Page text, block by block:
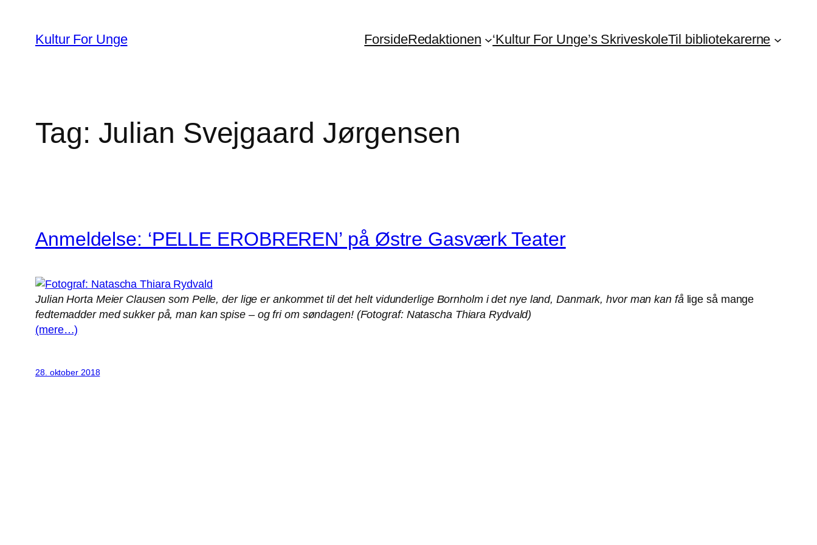
indhold
Kultur For Unge ForsideRedaktionen ‘Kultur For Unge’s SkriveskoleTil bibliotekarerne
Tag: Julian Svejgaard Jørgensen
Anmeldelse: ‘PELLE EROBREREN’ på Østre Gasværk Teater
Julian Horta Meier Clausen som Pelle, der lige er ankommet til det helt vidunderlige Bornholm i det nye land, Danmark, hvor man kan få lige så mange
fedtemadder med sukker på, man kan spise – og fri om søndagen! (Fotograf: Natascha Thiara Rydvald)
(mere…)
28. oktober 2018